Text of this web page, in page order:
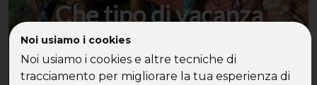
Noi usiamo i cookies
Noi usiamo i cookies e altre tecniche di
tracciamento per migliorare la tua esperienza di
Che tipo di vacanza
cerchi?
Scegli la tua destinazione tra le diverse proposte
di Speed Vacanze®